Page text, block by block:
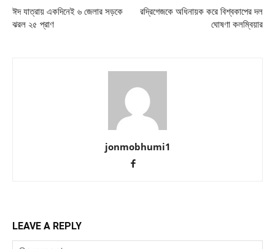
ঈদ যাত্রায় একদিনেই ৬ জেলার সড়কে
ঝরল ২৫ প্রাণ
রদ্রিগেজকে অধিনায়ক করে বিশ্বকাপের দল
ঘোষণা কলম্বিয়ার
jonmobhumi1
LEAVE A REPLY